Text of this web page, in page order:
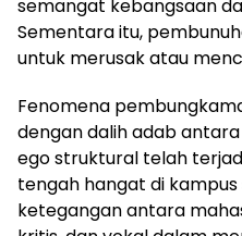
semangat kebangsaan
Sementara itu,
untuk merusak atau
Fenomena
dengan dalih adab
ego struktural telah
tengah hangat di
ketegangan antara